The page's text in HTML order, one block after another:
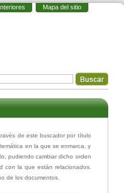
Mapa del sitio
de este buscador por título
en la que se enmarca, y
pudiendo cambiar dicho orden
con la que están relacionados.
de los documentos.